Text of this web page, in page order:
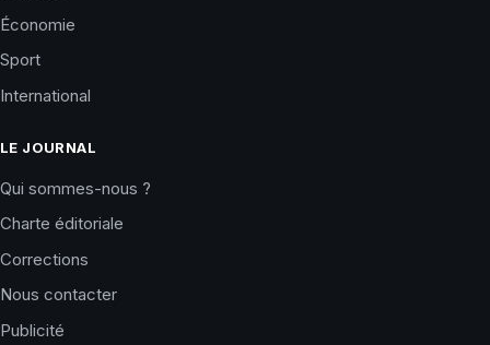
Économie
Sport
International
LE JOURNAL
Qui sommes-nous ?
Charte éditoriale
Corrections
Nous contacter
Publicité